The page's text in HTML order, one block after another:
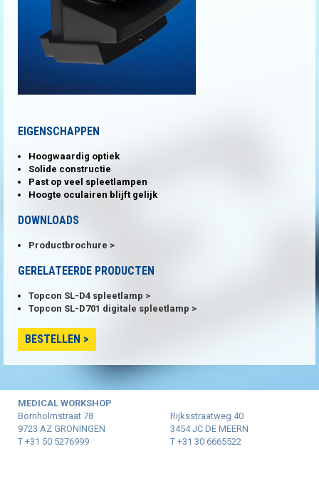
EIGENSCHAPPEN
Hoogwaardig optiek
Solide constructie
Past op veel spleetlampen
Hoogte oculairen blijft gelijk
DOWNLOADS
Productbrochure
GERELATEERDE PRODUCTEN
Topcon SL-D4 spleetlamp
Topcon SL-D701 digitale spleetlamp
BESTELLEN
MEDICAL WORKSHOP
Bornholmstraat 78
9723 AZ GRONINGEN
T +31 50 5276999
Rijksstraatweg 40
3454 JC DE MEERN
T +31 30 6665522